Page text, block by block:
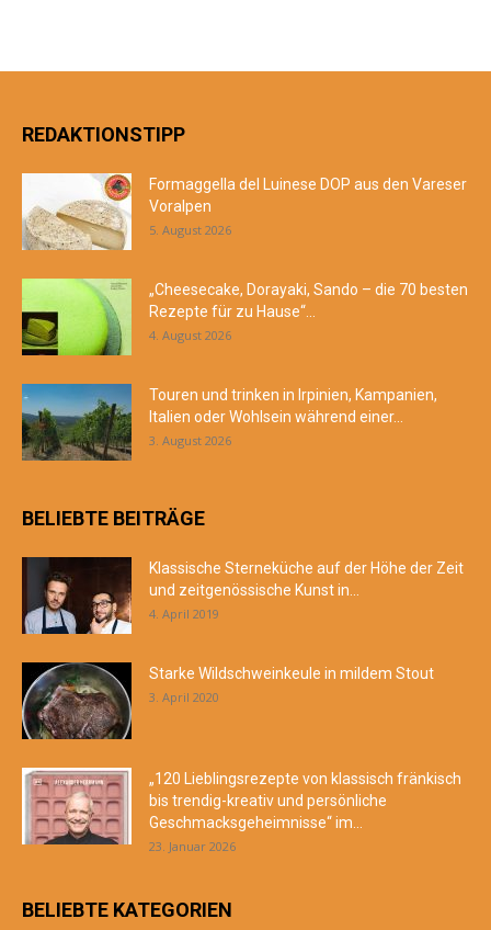
REDAKTIONSTIPP
Formaggella del Luinese DOP aus den Vareser
Voralpen
5. August 2026
„Cheesecake, Dorayaki, Sando – die 70 besten
Rezepte für zu Hause“...
4. August 2026
Touren und trinken in Irpinien, Kampanien,
Italien oder Wohlsein während einer...
3. August 2026
BELIEBTE BEITRÄGE
Klassische Sterneküche auf der Höhe der Zeit
und zeitgenössische Kunst in...
4. April 2019
Starke Wildschweinkeule in mildem Stout
3. April 2020
„120 Lieblingsrezepte von klassisch fränkisch
bis trendig-kreativ und persönliche
Geschmacksgeheimnisse“ im...
23. Januar 2026
BELIEBTE KATEGORIEN